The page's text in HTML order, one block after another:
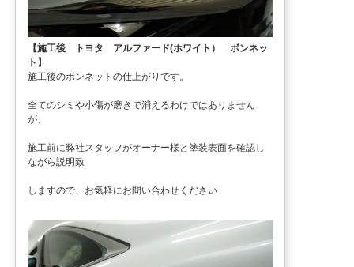
【施工後 トヨタ アルファード(ホワイト） ボンネッ
ト】
施工後のボンネットの仕上がりです。
全てのシミや小傷が磨きで消えるわけではありません
が、
施工前に弊社スタッフがオーナー様と塗装表面を確認し
ながら説明致
しますので、お気軽にお問い合わせください